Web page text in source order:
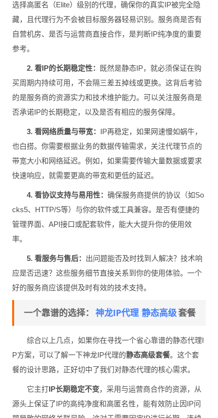
选择高匿名（Elite）级别的代理，确保你的真实IP被完全隐
藏，且代理行为不会被目标服务器轻易识别。服务商是否有
自营机房、是否与运营商直接合作，是判断IP纯净度的重要
参考。
2. 看IP的长期稳定性：
既然是静态IP，就必须保证在购
买周期内持续可用，不会隔三差五掉线或更换。这背后考验
的是服务商的资源实力和技术维护能力。可以关注服务商是
否承诺IP的长期稳定，以及是否有相应的服务保障。
3. 看网络质量与带宽： IP再稳定，如果网速慢如蜗牛，
也白搭。你需要根据业务的数据传输需求，关注代理节点的
带宽大小和网络延迟。例如，如果需要传输大量数据或要求
快速响应，就需要更高的带宽和更低的延迟。
4. 看协议支持与易用性： 确保服务商提供的协议（如So
cks5、HTTP/S等）与你的软件或工具兼容。是否有便捷的
管理界面、API接口或配套软件，能大大提升你的使用效
率。
5. 看服务与售后： 出问题能否及时找到人解决？技术响
应是否迅速？这些服务细节直接关系到你的使用体验。一个
好的服务商应该提供及时有效的技术支持。
一个靠谱的选择： 神龙IP代理 静态高级套餐
综合以上几点，如果你在寻找一个省心靠谱的静态代理I
P方案，可以了解一下神龙IP代理的静态高级套餐。这个套
餐的设计思路，正好切中了我们对静态代理的核心需求。
它主打IP长期稳定不变，采用与运营商合作的资源，从
源头上保证了IP的高纯净度和高匿名性，能有效防止因IP问